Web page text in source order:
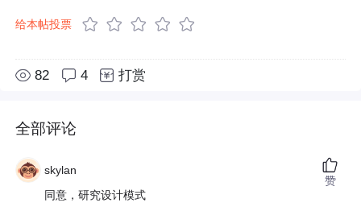
给本帖投票
82 4 打赏
全部评论
skylan
同意，研究设计模式
赞